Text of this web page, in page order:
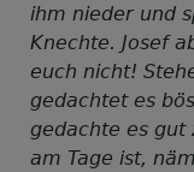
ihm nieder und
Knechte. Josef
euch nicht!
gedachtet es
gedachte es gut
am Tage ist,